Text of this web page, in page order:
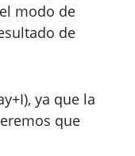
modo de
de
ya que la
que